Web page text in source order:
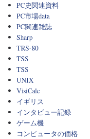
PC史関連資料
PC市場data
PC関連雑誌
Sharp
TRS-80
TSS
TSS
UNIX
VisiCalc
イギリス
インタビュー記録
ゲーム機
コンピュータの価格